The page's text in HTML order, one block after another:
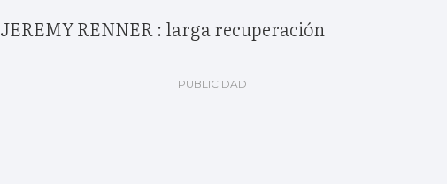
JEREMY RENNER : larga recuperación